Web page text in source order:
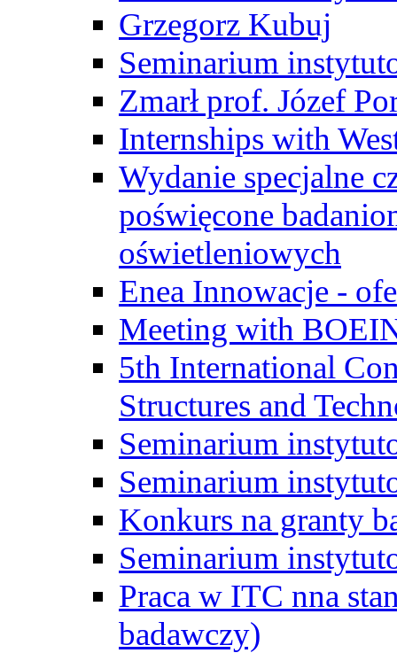
Grzegorz Kubuj
Seminarium
Zmarł prof. Józef
Internships with
Wydanie specjalne
poświęcone
oświetleniowych
Enea Innowacje -
Meeting with
5th International
Structures and
Seminarium
Seminarium
Konkurs na granty
Seminarium
Praca w ITC nna
badawczy)